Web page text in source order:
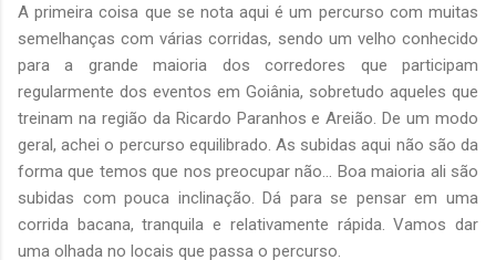
A primeira coisa que se nota aqui é um percurso com muitas
semelhanças com várias corridas, sendo um velho conhecido
para a grande maioria dos corredores que participam
regularmente dos eventos em Goiânia, sobretudo aqueles que
treinam na região da Ricardo Paranhos e Areião. De um modo
geral, achei o percurso equilibrado. As subidas aqui não são da
forma que temos que nos preocupar não... Boa maioria ali são
subidas com pouca inclinação. Dá para se pensar em uma
corrida bacana, tranquila e relativamente rápida. Vamos dar
uma olhada no locais que passa o percurso.